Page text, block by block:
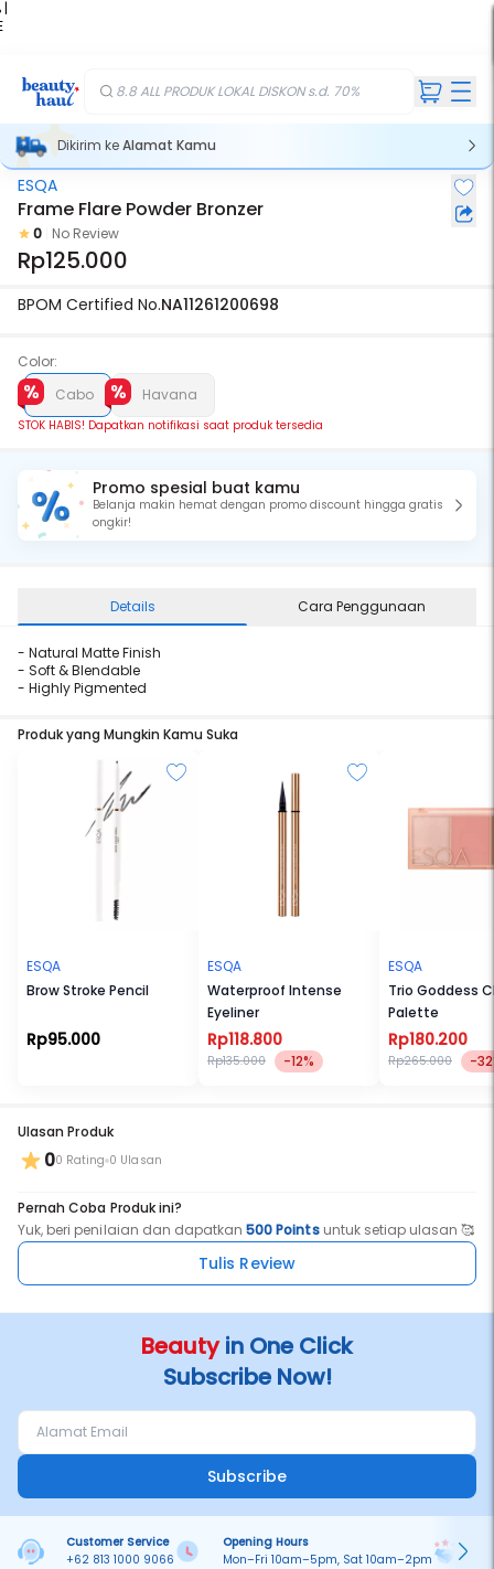
|
8.8 ALL PRODUK LOKAL DISKON s.d. 70%
Dikirim keAlamat Kamu
Stok Habis
ESQA
Frame Flare Powder Bronzer
0 No Review
Rp125.000
BPOM Certified No.NA11261200698
Color:
Cabo
Havana
STOK HABIS! Dapatkan notifikasi saat produk tersedia
Promo spesial buat kamu
Belanja makin hemat dengan promo discount hingga gratis
ongkir!
Details Cara Penggunaan
- Natural Matte Finish
- Soft & Blendable
- Highly Pigmented
Produk yang Mungkin Kamu Suka
ESQA
Brow Stroke Pencil
Rp95.000
ESQA
Waterproof Intense
Eyeliner
Rp118.800
Rp135.000 -12%
ESQA
Trio Goddess
Palette
Rp180.200
Rp265.000 -
Ulasan Produk
00 Rating 0 Ulasan
Pernah Coba Produk ini?
Yuk, beri penilaian dan dapatkan500 Pointsuntuk setiap ulasan 🥰
Tulis Review
Beautyin One Click
Subscribe Now!
Subscribe
Customer Service
+62 813 1000 9066
Opening Hours
Mon–Fri 10am–5pm, Sat 10am–2pm